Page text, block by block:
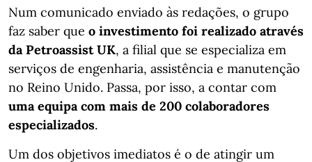
Num comunicado enviado às redações, o grupo
faz saber que o investimento foi realizado através
da Petroassist UK, a filial que se especializa em
serviços de engenharia, assistência e manutenção
no Reino Unido. Passa, por isso, a contar com
uma equipa com mais de 200 colaboradores
especializados.
Um dos objetivos imediatos é o de atingir um